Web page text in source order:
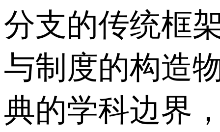
分支的传统框
与制度的构造
典的学科边界